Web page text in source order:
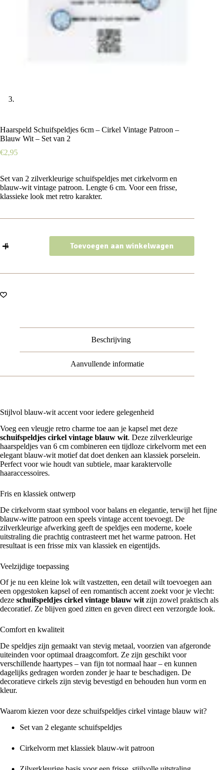
Haarspeld Schuifspeldjes 6cm – Cirkel Vintage Patroon –
Blauw Wit – Set van 2
€2,95
Set van 2 zilverkleurige schuifspeldjes met cirkelvorm en
blauw-wit vintage patroon. Lengte 6 cm. Voor een frisse,
klassieke look met retro karakter.
Schuifspeldjes
Cirkel
-
Toevoegen aan winkelwagen
Beschrijving
Aanvullende informatie
Stijlvol blauw-wit accent voor iedere gelegenheid
Voeg een vleugje retro charme toe aan je kapsel met deze
schuifspeldjes cirkel vintage blauw wit. Deze zilverkleurige
haarspeldjes van 6 cm combineren een tijdloze cirkelvorm met een
elegant blauw-wit motief dat doet denken aan klassiek porselein.
Perfect voor wie houdt van subtiele, maar karaktervolle
haaraccessoires.
Fris en klassiek ontwerp
De cirkelvorm staat symbool voor balans en elegantie, terwijl het fijne
blauw-witte patroon een speels vintage accent toevoegt. De
zilverkleurige afwerking geeft de speldjes een moderne, koele
uitstraling die prachtig contrasteert met het warme patroon. Het
resultaat is een frisse mix van klassiek en eigentijds.
Veelzijdige toepassing
Of je nu een kleine lok wilt vastzetten, een detail wilt toevoegen aan
een opgestoken kapsel of een romantisch accent zoekt voor je vlecht:
deze schuifspeldjes cirkel vintage blauw wit zijn zowel praktisch als
decoratief. Ze blijven goed zitten en geven direct een verzorgde look.
Comfort en kwaliteit
De speldjes zijn gemaakt van stevig metaal, voorzien van afgeronde
uiteinden voor optimaal draagcomfort. Ze zijn geschikt voor
verschillende haartypes – van fijn tot normaal haar – en kunnen
dagelijks gedragen worden zonder je haar te beschadigen. De
decoratieve cirkels zijn stevig bevestigd en behouden hun vorm en
kleur.
Waarom kiezen voor deze schuifspeldjes cirkel vintage blauw wit?
Set van 2 elegante schuifspeldjes
Cirkelvorm met klassiek blauw-wit patroon